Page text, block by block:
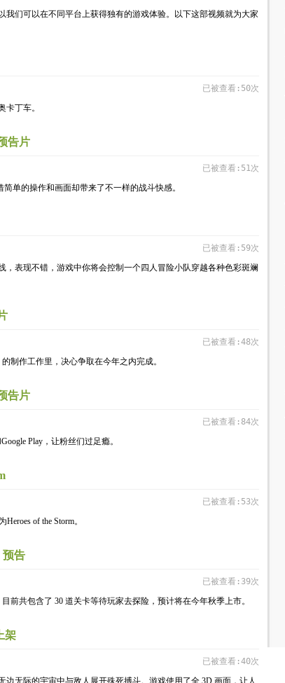
我们可以在不同平台上获得独有的游戏体验。以下这部视频就为大家
已被查看:50次
卡丁车。
告片
已被查看:51次
单的操作和画面却带来了不一样的战斗快感。
已被查看:59次
，表现不错，游戏中你将会控制一个四人冒险小队穿越各种色彩斑斓
已被查看:48次
制作工作里，决心争取在今年之内完成。
告片
已被查看:84次
Play，让粉丝们过足瘾。
已被查看:53次
of the Storm。
预告
已被查看:39次
目前共包含了 30 道关卡等待玩家去探险，预计将在今年秋季上市。
架
已被查看:40次
无际的宇宙中与敌人展开殊死搏斗。游戏使用了全 3D 画面，让人